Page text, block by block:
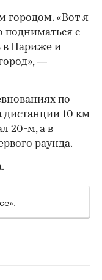
городом. «Вот я
подниматься с
в Париже и
—
по
дистанции 10 км
20-м, а в
раунда.
.